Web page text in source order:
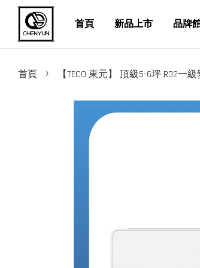
首頁 新品上市 品牌
首頁 › 【TECO 東元】 頂級5-6坪 R32一